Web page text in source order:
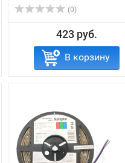
(0)
423 руб.
В корзину